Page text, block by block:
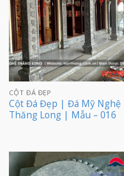
CỘT ĐÁ ĐẸP
Cột Đá Đẹp | Đá Mỹ Nghệ
Thăng Long | Mẫu – 016